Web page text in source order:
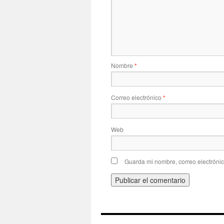
Nombre *
Correo electrónico *
Web
Guarda mi nombre, correo